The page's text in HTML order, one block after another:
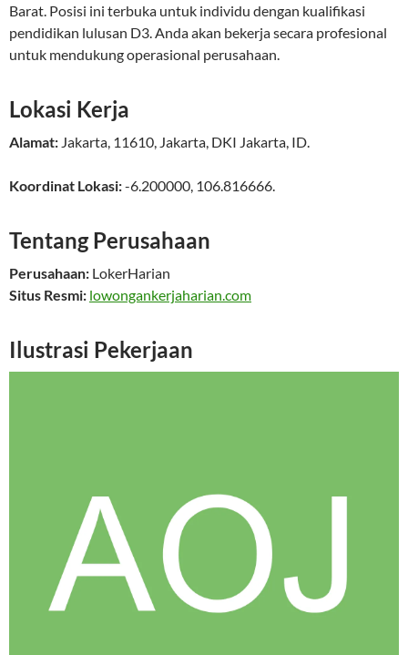
Barat. Posisi ini terbuka untuk individu dengan kualifikasi
pendidikan lulusan D3. Anda akan bekerja secara profesional
untuk mendukung operasional perusahaan.
Lokasi Kerja
Alamat: Jakarta, 11610, Jakarta, DKI Jakarta, ID.
Koordinat Lokasi:-6.200000, 106.816666.
Tentang Perusahaan
Perusahaan: LokerHarian
Situs Resmi: lowongankerjaharian.com
Ilustrasi Pekerjaan